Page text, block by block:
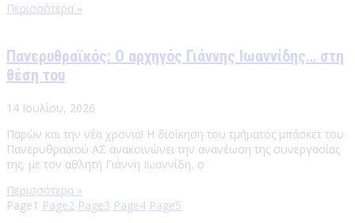
Περισσότερα »
Πανερυθραϊκός: Ο αρχηγός Γιάννης Ιωαννίδης… στη
θέση του
14 Ιουλίου, 2026
Παρών και την νέα χρονιά! Η διοίκηση του τμήματος μπάσκετ του
Πανερυθραϊκού ΑΣ ανακοινώνει την ανανέωση της συνεργασίας
της, με τον αθλητή Γιάννη Ιωαννίδη, ο
Περισσότερα »
Page1 Page2 Page3 Page4 Page5